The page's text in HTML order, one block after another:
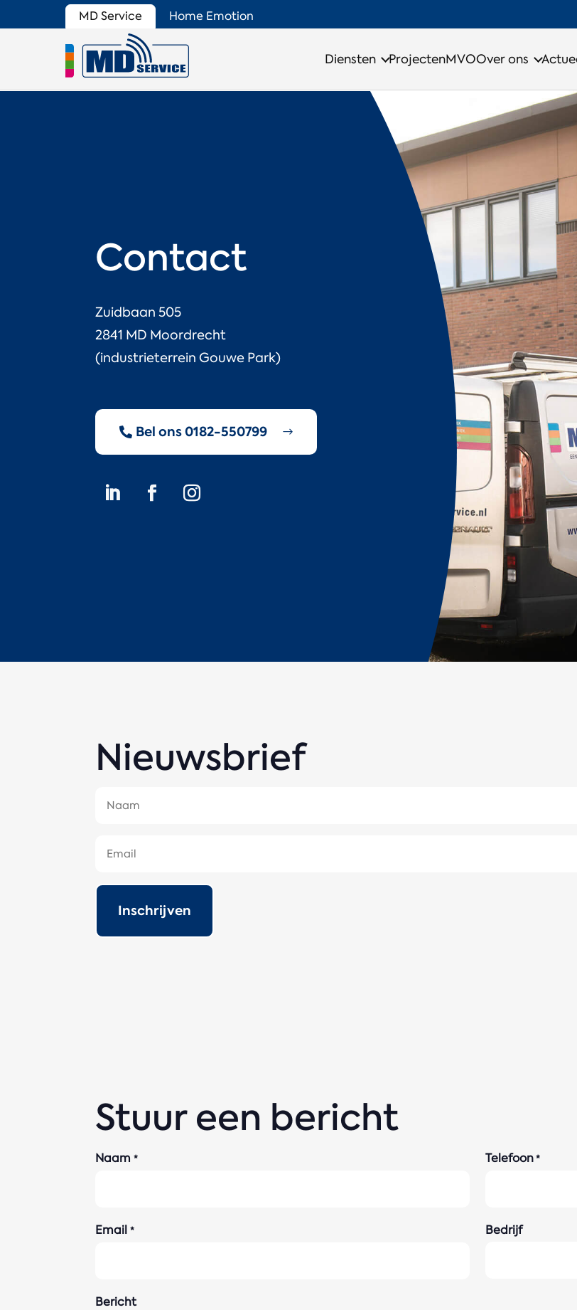
MD Service Home Emotion
Diensten ProjectenMVOOver ons
Contact
Zuidbaan 505
2841 MD Moordrecht
(industrieterrein Gouwe Park)
Bel ons 0182-550799
Nieuwsbrief
Naam
E-
Stuur een bericht
Naam * Telefoon*
Email * Bedrijf
Bericht